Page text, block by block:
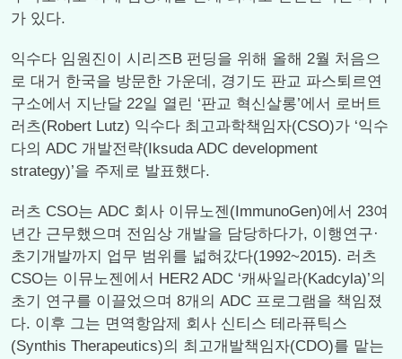
가 있다.
익수다 임원진이 시리즈B 펀딩을 위해 올해 2월 처음으
로 대거 한국을 방문한 가운데, 경기도 판교 파스퇴르연
구소에서 지난달 22일 열린 ‘판교 혁신살롱’에서 로버트
러츠(Robert Lutz) 익수다 최고과학책임자(CSO)가 ‘익수
다의 ADC 개발전략(Iksuda ADC development
strategy)’을 주제로 발표했다.
러츠 CSO는 ADC 회사 이뮤노젠(ImmunoGen)에서 23여
년간 근무했으며 전임상 개발을 담당하다가, 이행연구·
초기개발까지 업무 범위를 넓혀갔다(1992~2015). 러츠
CSO는 이뮤노젠에서 HER2 ADC ‘캐싸일라(Kadcyla)’의
초기 연구를 이끌었으며 8개의 ADC 프로그램을 책임졌
다. 이후 그는 면역항암제 회사 신티스 테라퓨틱스
(Synthis Therapeutics)의 최고개발책임자(CDO)를 맡는